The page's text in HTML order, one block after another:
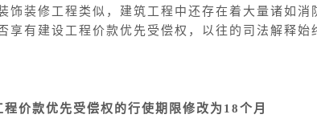
饰装修工程类似，建筑工程中还存在着大量诸如
享有建设工程价款优先受偿权，以往的司法解释
程价款优先受偿权的行使期限修改为18个月